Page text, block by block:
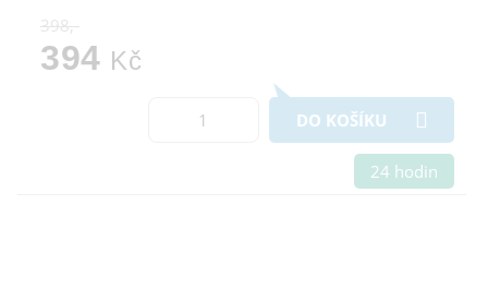
398,-
394 Kč
DO KOŠÍKU
24 hodin